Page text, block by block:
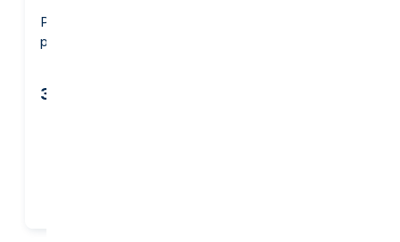
Pack para inversores en
plata - PAMP Suisse
3.803,81 €